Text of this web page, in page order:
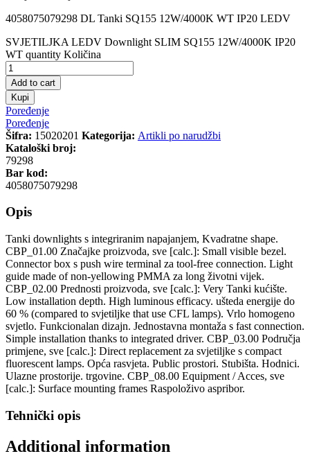
4058075079298 DL Tanki SQ155 12W/4000K WT IP20 LEDV
SVJETILJKA LEDV Downlight SLIM SQ155 12W/4000K IP20
WT quantity Količina
Add to cart
Kupi
Poređenje
Poređenje
Šifra: 15020201 Kategorija: Artikli po narudžbi
Kataloški broj:
79298
Bar kod:
4058075079298
Opis
Tanki downlights s integriranim napajanjem, Kvadratne shape.
CBP_01.00 Značajke proizvoda, sve [calc.]: Small visible bezel.
Connector box s push wire terminal za tool-free connection. Light
guide made of non-yellowing PMMA za long životni vijek.
CBP_02.00 Prednosti proizvoda, sve [calc.]: Very Tanki kućište.
Low installation depth. High luminous efficacy. ušteda energije do
60 % (compared to svjetiljke that use CFL lamps). Vrlo homogeno
svjetlo. Funkcionalan dizajn. Jednostavna montaža s fast connection.
Simple installation thanks to integrated driver. CBP_03.00 Područja
primjene, sve [calc.]: Direct replacement za svjetiljke s compact
fluorescent lamps. Opća rasvjeta. Public prostori. Stubišta. Hodnici.
Ulazne prostorije. trgovine. CBP_08.00 Equipment / Acces, sve
[calc.]: Surface mounting frames Raspoloživo aspribor.
Tehnički opis
Additional information